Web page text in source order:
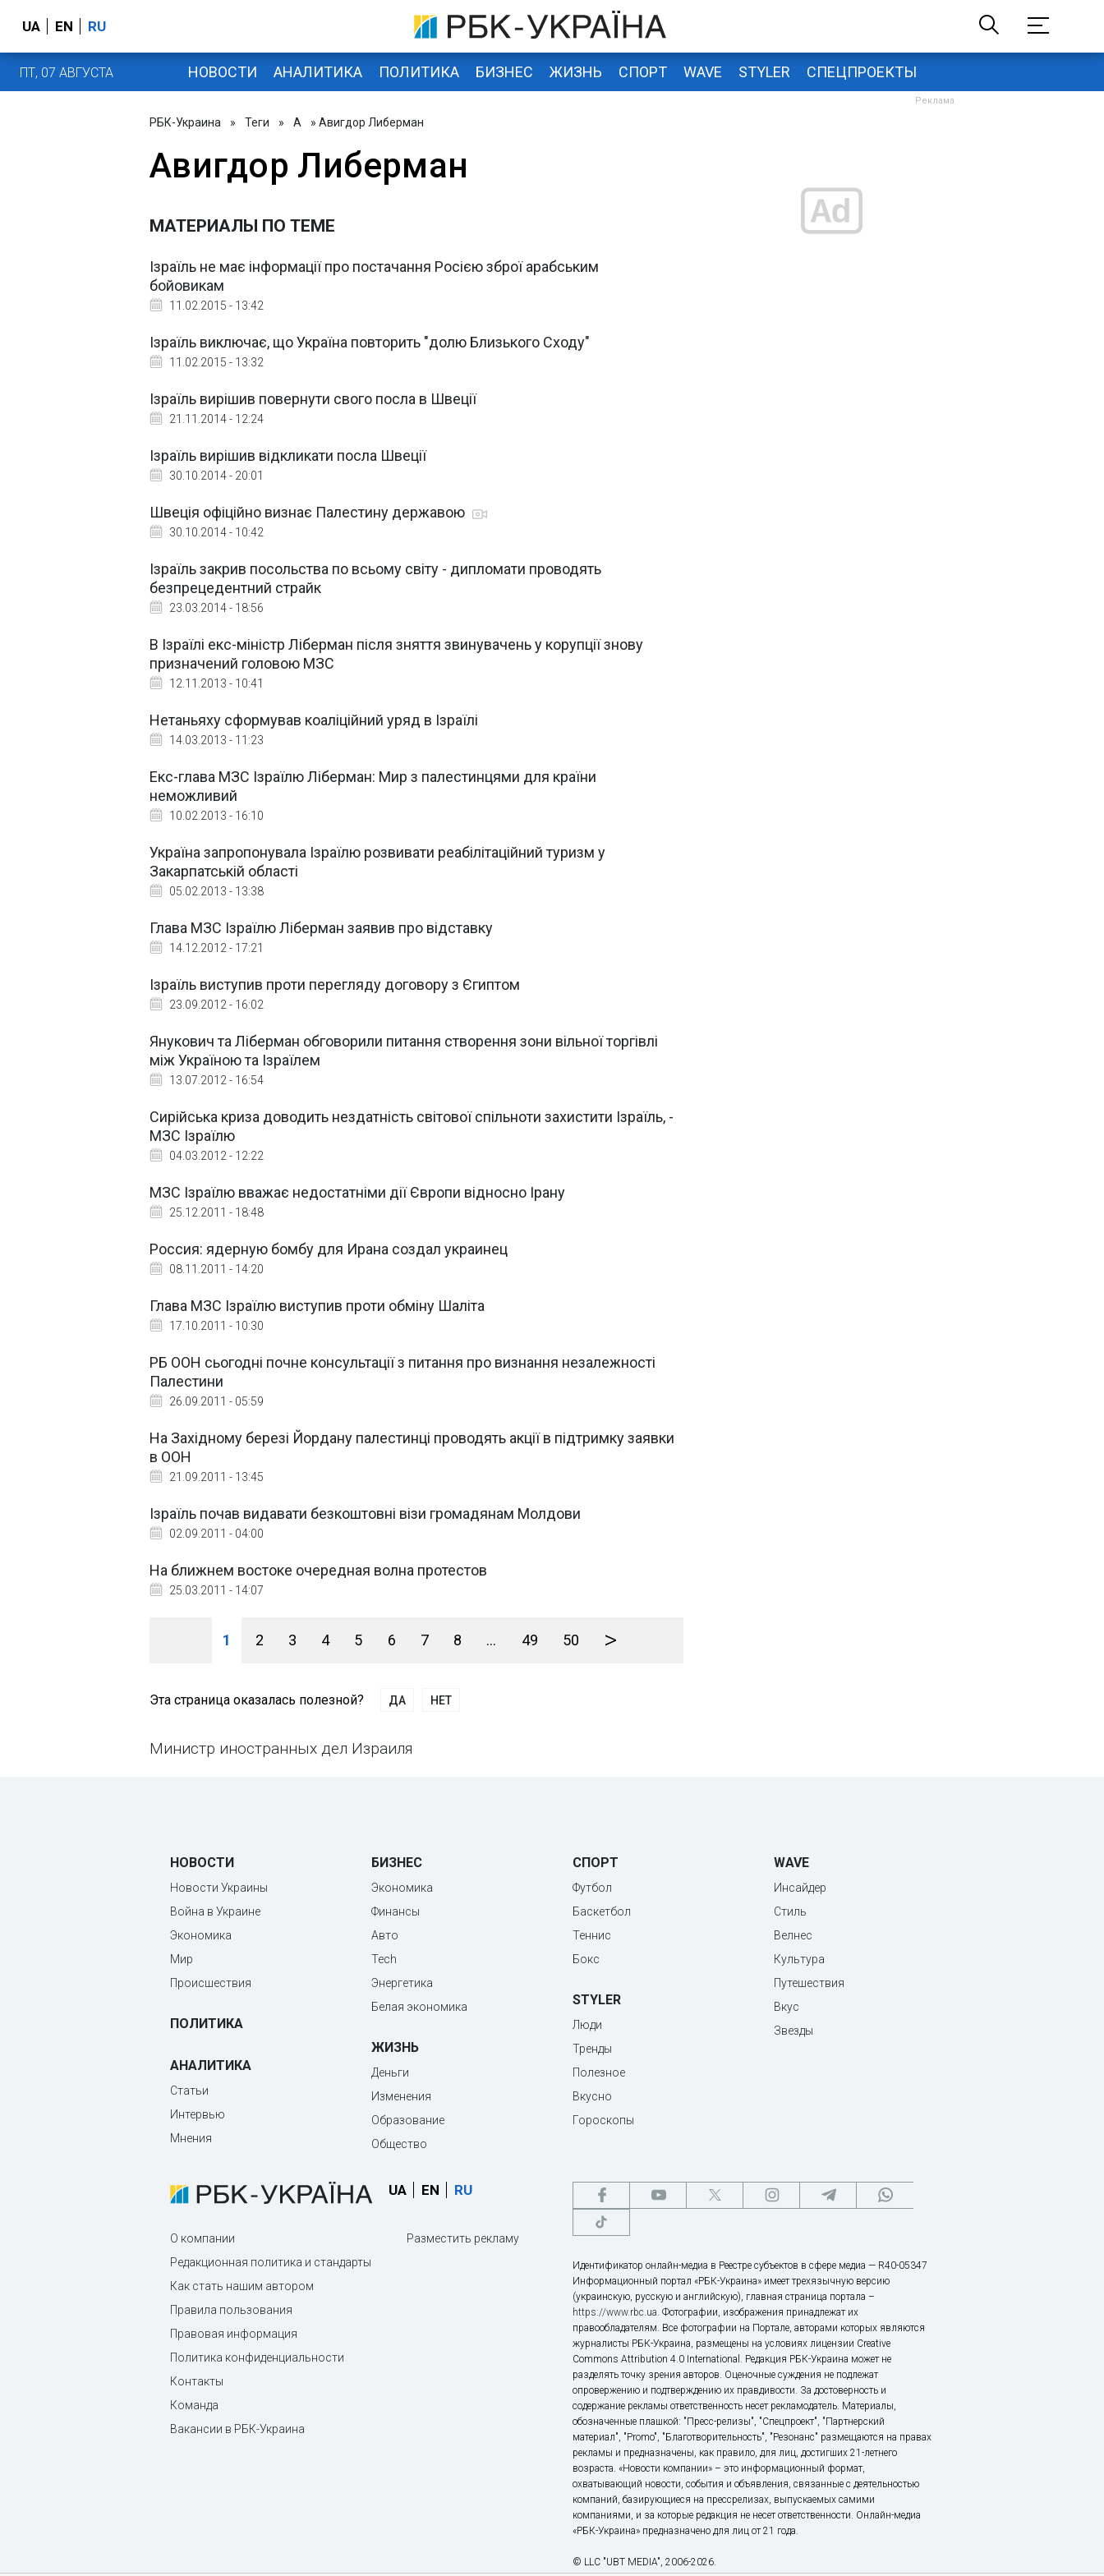
UA EN RU
ПТ, 07 АВГУСТА НОВОСТИ АНАЛИТИКА ПОЛИТИКА БИЗНЕС ЖИЗНЬ СПОРТ WAVE STYLER СПЕЦПРОЕКТЫ
РБК-Украина » Теги » А » Авигдор Либерман
Авигдор Либерман
МАТЕРИАЛЫ ПО ТЕМЕ
Ізраїль не має інформації про постачання Росією зброї арабським
бойовикам
11.02.2015 - 13:42
Ізраїль виключає, що Україна повторить "долю Близького Сходу"
11.02.2015 - 13:32
Ізраїль вирішив повернути свого посла в Швеції
21.11.2014 - 12:24
Ізраїль вирішив відкликати посла Швеції
30.10.2014 - 20:01
Швеція офіційно визнає Палестину державою
30.10.2014 - 10:42
Ізраїль закрив посольства по всьому світу - дипломати проводять
безпрецедентний страйк
23.03.2014 - 18:56
В Ізраїлі екс-міністр Ліберман після зняття звинувачень у корупції знову
призначений головою МЗС
12.11.2013 - 10:41
Нетаньяху сформував коаліційний уряд в Ізраїлі
14.03.2013 - 11:23
Екс-глава МЗС Ізраїлю Ліберман: Мир з палестинцями для країни
неможливий
10.02.2013 - 16:10
Україна запропонувала Ізраїлю розвивати реабілітаційний туризм у
Закарпатській області
05.02.2013 - 13:38
Глава МЗС Ізраїлю Ліберман заявив про відставку
14.12.2012 - 17:21
Ізраїль виступив проти перегляду договору з Єгиптом
23.09.2012 - 16:02
Янукович та Ліберман обговорили питання створення зони вільної торгівлі
між Україною та Ізраїлем
13.07.2012 - 16:54
Сирійська криза доводить нездатність світової спільноти захистити Ізраїль, -
МЗС Ізраїлю
04.03.2012 - 12:22
МЗС Ізраїлю вважає недостатніми дії Європи відносно Ірану
25.12.2011 - 18:48
Россия: ядерную бомбу для Ирана создал украинец
08.11.2011 - 14:20
Глава МЗС Ізраїлю виступив проти обміну Шаліта
17.10.2011 - 10:30
РБ ООН сьогодні почне консультації з питання про визнання незалежності
Палестини
26.09.2011 - 05:59
На Західному березі Йордану палестинці проводять акції в підтримку заявки
в ООН
21.09.2011 - 13:45
Ізраїль почав видавати безкоштовні візи громадянам Молдови
02.09.2011 - 04:00
На ближнем востоке очередная волна протестов
25.03.2011 - 14:07
1 2 3 4 5 6 7 8 ... 49 50 >
Эта страница оказалась полезной? ДА НЕТ
Министр иностранных дел Израиля
НОВОСТИ
Новости Украины
Война в Украине
Экономика
Мир
Происшествия
ПОЛИТИКА
АНАЛИТИКА
Статьи
Интервью
Мнения
БИЗНЕС
Экономика
Финансы
Авто
Tech
Энергетика
Белая экономика
ЖИЗНЬ
Деньги
Изменения
Образование
Общество
СПОРТ
Футбол
Баскетбол
Теннис
Бокс
STYLER
Люди
Тренды
Полезное
Вкусно
Гороскопы
WAVE
Инсайдер
Стиль
Велнес
Культура
Путешествия
Вкус
Звезды
UA EN RU
О компании
Редакционная политика и стандарты
Как стать нашим автором
Правила пользования
Правовая информация
Политика конфиденциальности
Контакты
Команда
Вакансии в РБК-Украина
Разместить рекламу
Идентификатор онлайн-медиа в Реестре субъектов в сфере медиа — R40-05347
Информационный портал «РБК-Украина» имеет трехязычную версию
(украинскую, русскую и английскую), главная страница портала –
https://www.rbc.ua. Фотографии, изображения принадлежат их
правообладателям. Все фотографии на Портале, авторами которых являются
журналисты РБК-Украина, размещены на условиях лицензии Creative
Commons Attribution 4.0 International. Редакция РБК-Украина может не
разделять точку зрения авторов. Оценочные суждения не подлежат
опровержению и подтверждению их правдивости. За достоверность и
содержание рекламы ответственность несет рекламодатель. Материалы,
обозначенные плашкой: "Пресс-релизы", "Спецпроект", "Партнерский
материал", "Promo", "Благотворительность", "Резонанс" размещаются на правах
рекламы и предназначены, как правило, для лиц, достигших 21-летнего
возраста. «Новости компании» – это информационный формат,
охватывающий новости, события и объявления, связанные с деятельностью
компаний, базирующиеся на прессрелизах, выпускаемых самими
компаниями, и за которые редакция не несет ответственности. Онлайн-медиа
«РБК-Украина» предназначено для лиц от 21 года.
© LLC "UBT MEDIA", 2006-2026.